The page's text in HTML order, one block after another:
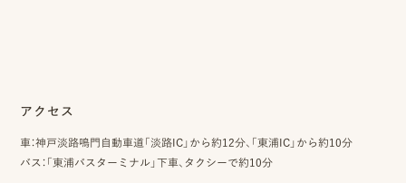
アクセス
車：神戸淡路鳴門自動車道「淡路IC」から約12分、「東浦IC」から約10分
バス：「東浦バスターミナル」下車、タクシーで約10分